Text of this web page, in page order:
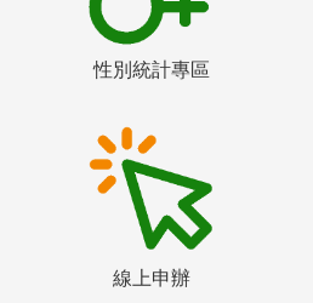
性別統計專區
線上申辦